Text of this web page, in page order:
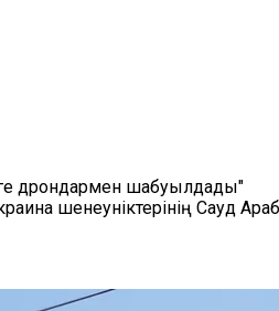
дрондармен шабуылдады"
шенеуніктерінің Сауд